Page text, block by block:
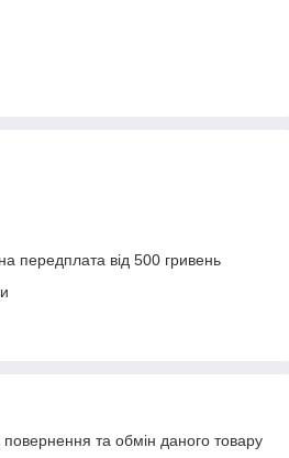
передплата від 500 гривень
та обмін даного товару